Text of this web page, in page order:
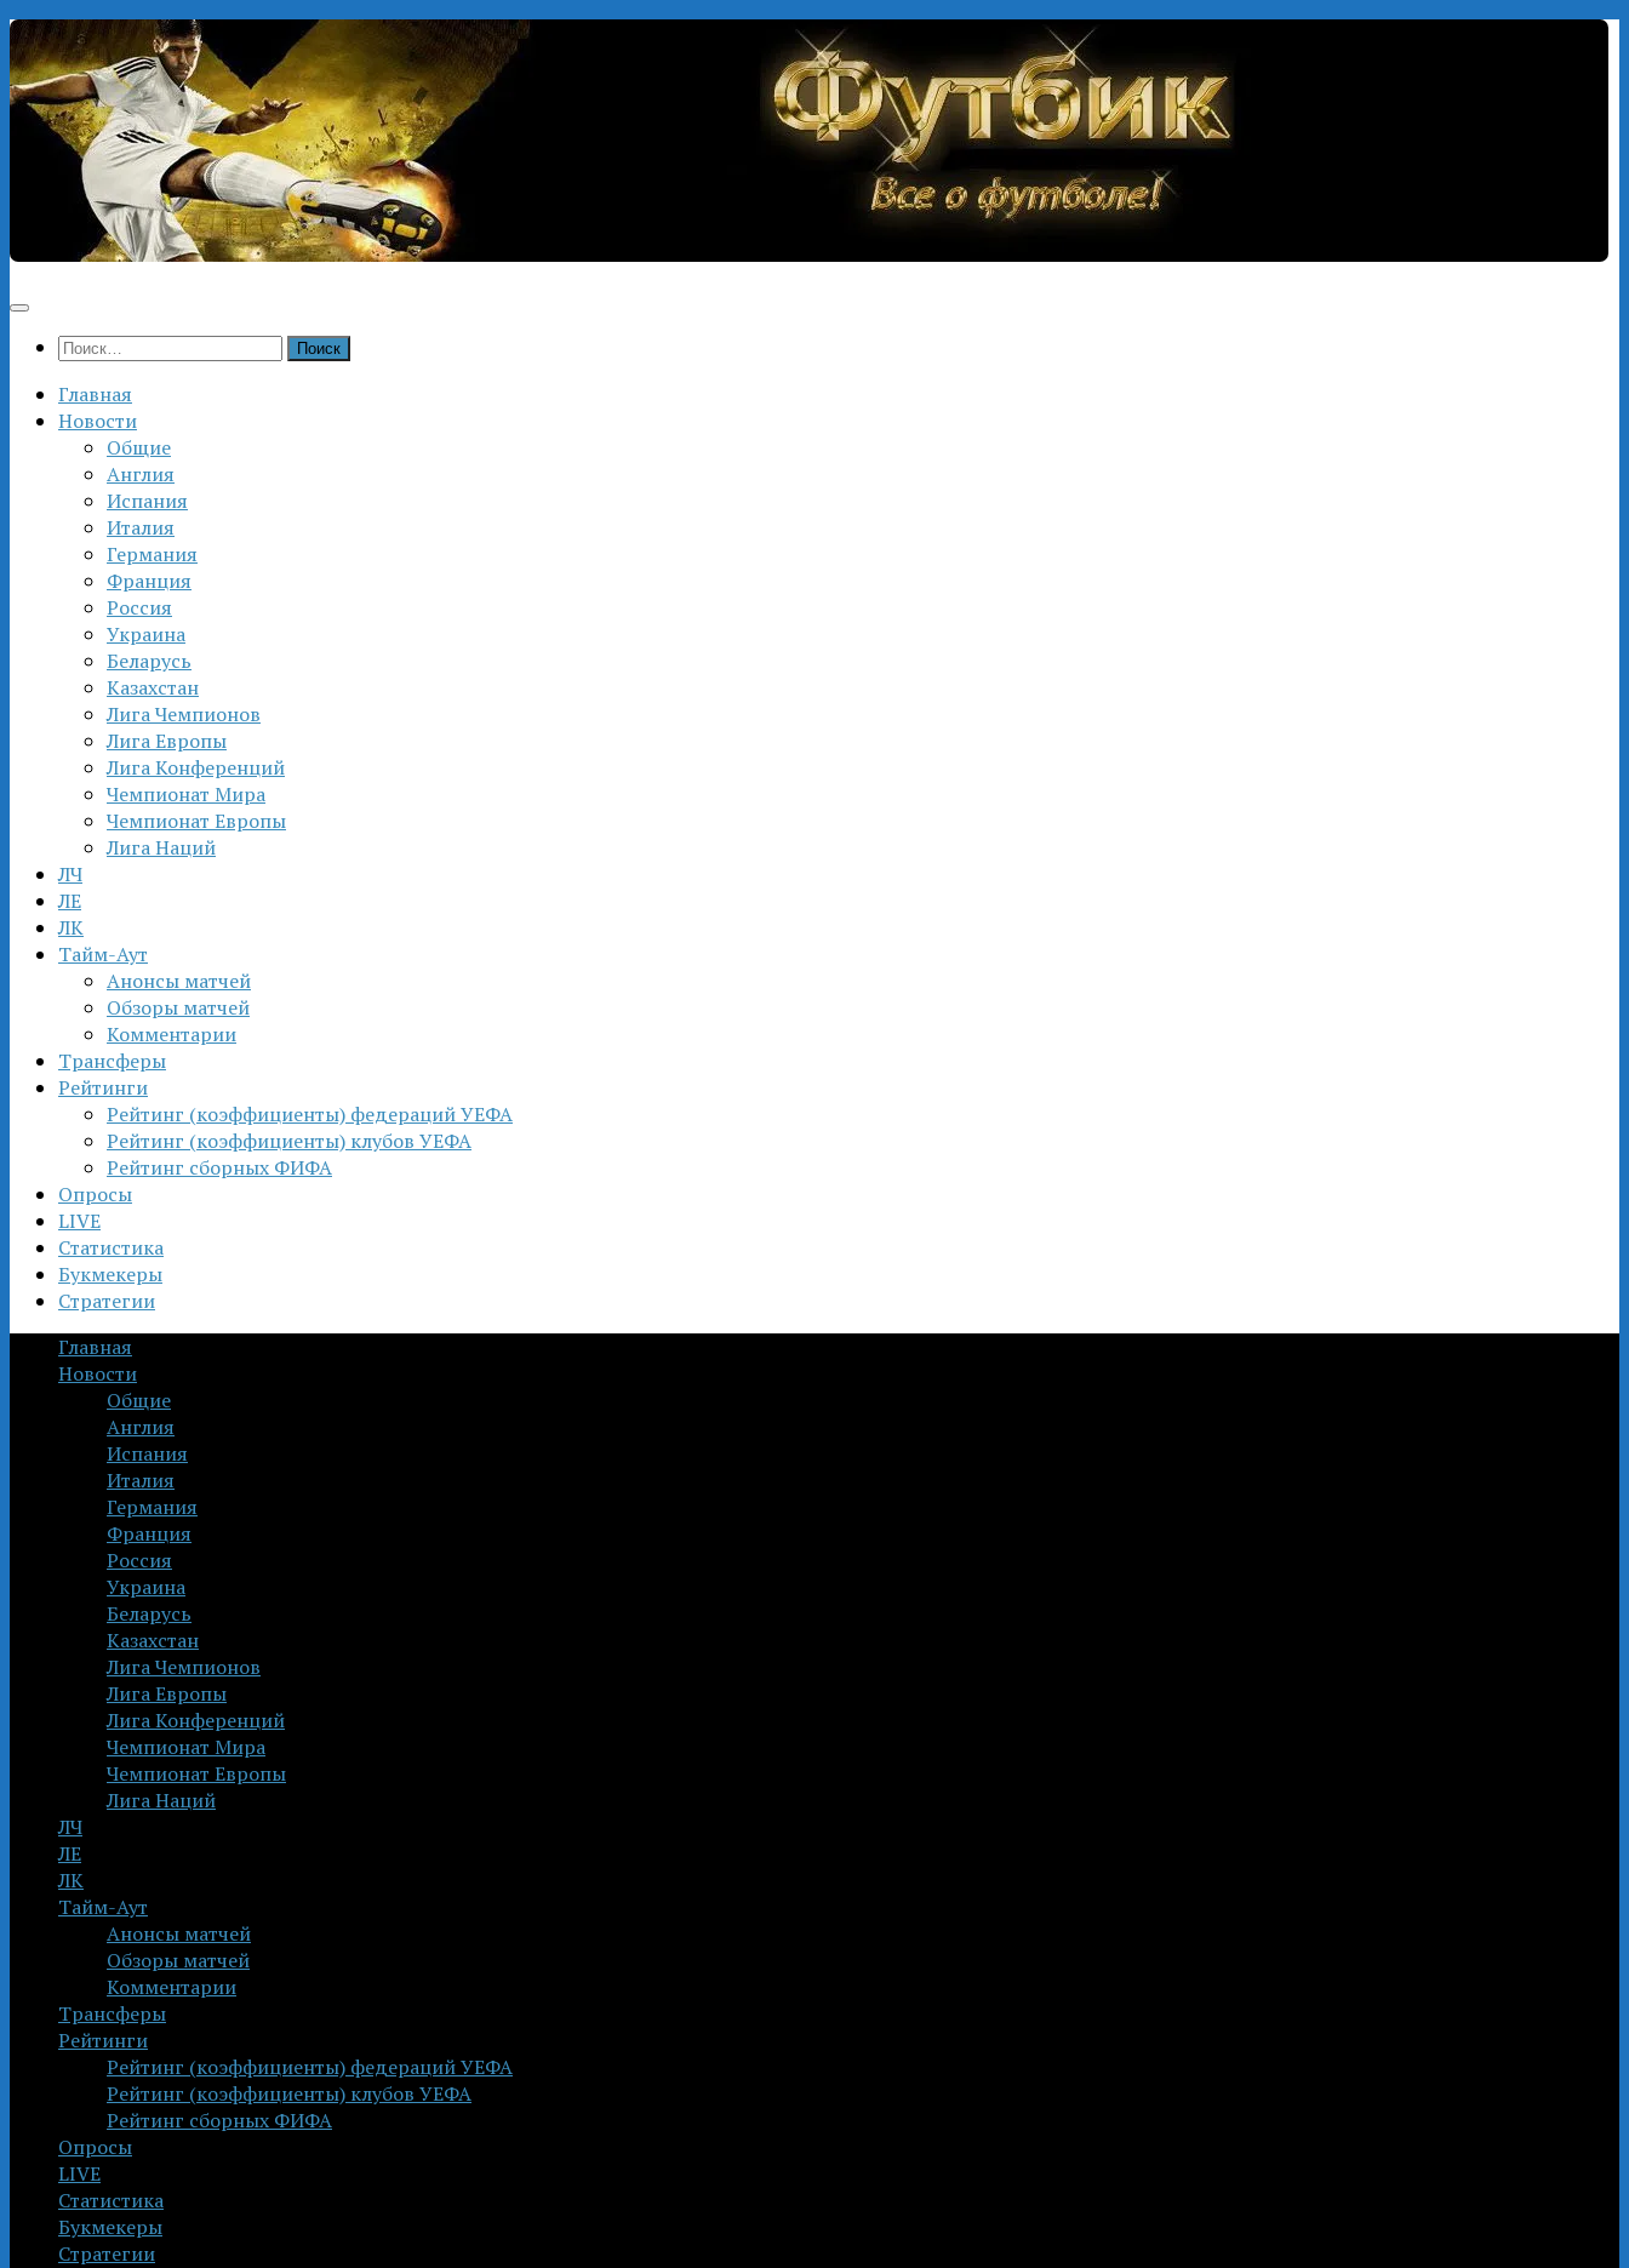
Перейти
к
содержимому
Найти:
Главная
Новости
Общие
Англия
Испания
Италия
Германия
Франция
Россия
Украина
Беларусь
Казахстан
Лига Чемпионов
Лига Европы
Лига Конференций
Чемпионат Мира
Чемпионат Европы
Лига Наций
ЛЧ
ЛЕ
ЛК
Тайм-Аут
Анонсы матчей
Обзоры матчей
Комментарии
Трансферы
Рейтинги
Рейтинг (коэффициенты) федераций УЕФА
Рейтинг (коэффициенты) клубов УЕФА
Рейтинг сборных ФИФА
Опросы
LIVE
Статистика
Букмекеры
Стратегии
Главная
Новости
Общие
Англия
Испания
Италия
Германия
Франция
Россия
Украина
Беларусь
Казахстан
Лига Чемпионов
Лига Европы
Лига Конференций
Чемпионат Мира
Чемпионат Европы
Лига Наций
ЛЧ
ЛЕ
ЛК
Тайм-Аут
Анонсы матчей
Обзоры матчей
Комментарии
Трансферы
Рейтинги
Рейтинг (коэффициенты) федераций УЕФА
Рейтинг (коэффициенты) клубов УЕФА
Рейтинг сборных ФИФА
Опросы
LIVE
Статистика
Букмекеры
Стратегии